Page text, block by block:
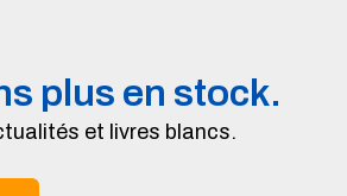
plus en stock.
et livres blancs.